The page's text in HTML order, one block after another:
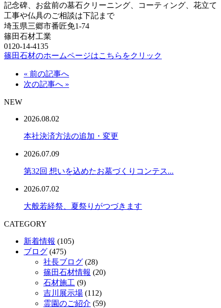
記念碑、お盆前の墓石クリーニング、コーティング、花立て
工事や仏具のご相談は下記まで
埼玉県三郷市番匠免1-74
篠田石材工業
0120-14-4135
篠田石材のホームページはこちらをクリック
« 前の記事へ
次の記事へ »
NEW
2026.08.02
本社決済方法の追加・変更
2026.07.09
第32回 想いを込めたお墓づくりコンテス...
2026.07.02
大般若経祭、夏祭りがつづきます
CATEGORY
新着情報 (105)
ブログ (475)
社長ブログ (28)
篠田石材情報 (20)
石材施工 (9)
吉川展示場 (112)
霊園のご紹介 (59)